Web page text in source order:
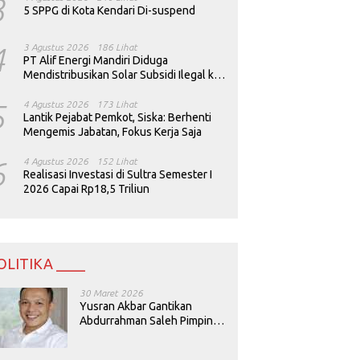
5 SPPG di Kota Kendari Di-suspend
3 Agustus 2026 186 Lihat
PT Alif Energi Mandiri Diduga
Mendistribusikan Solar Subsidi Ilegal ke
4 Agustus 2026 173 Lihat
Lantik Pejabat Pemkot, Siska: Berhenti
Mengemis Jabatan, Fokus Kerja Saja
4 Agustus 2026 152 Lihat
Realisasi Investasi di Sultra Semester I
2026 Capai Rp18,5 Triliun
____
30 Maret 2026
Yusran Akbar Gantikan
Abdurrahman Saleh Pimpin